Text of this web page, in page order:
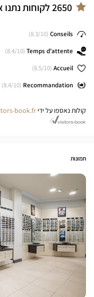
2650לקוחות
Conseils
(
8.3/10)
Temps d'attente
(
8.4/10)
Accueil
(
8.5/10)
Recommandation
(
8.4/10)
קולות נאספו על ידי book.fr
תמונות